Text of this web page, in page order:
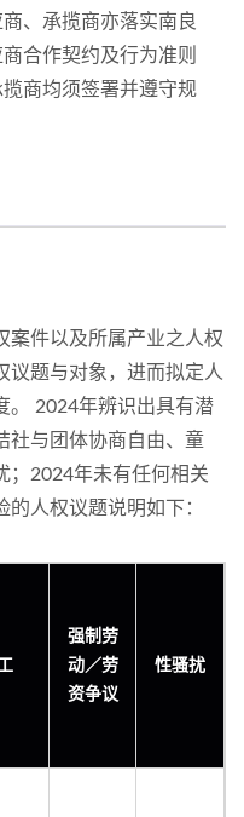
、承揽商亦落实南良
合作契约及行为准则
商均须签署并遵守规
案件以及所属产业之人权
议题与对象，进而拟定人
。 2024年辨识出具有潜
社与团体协商自由、童
；2024年未有任何相关
人权议题说明如下：
强制劳
动／劳
资争议
性骚扰